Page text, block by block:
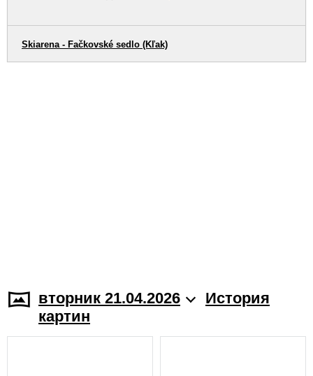
Skiarena - Fačkovské sedlo (Kľak)
вторник 21.04.2026
История
картин